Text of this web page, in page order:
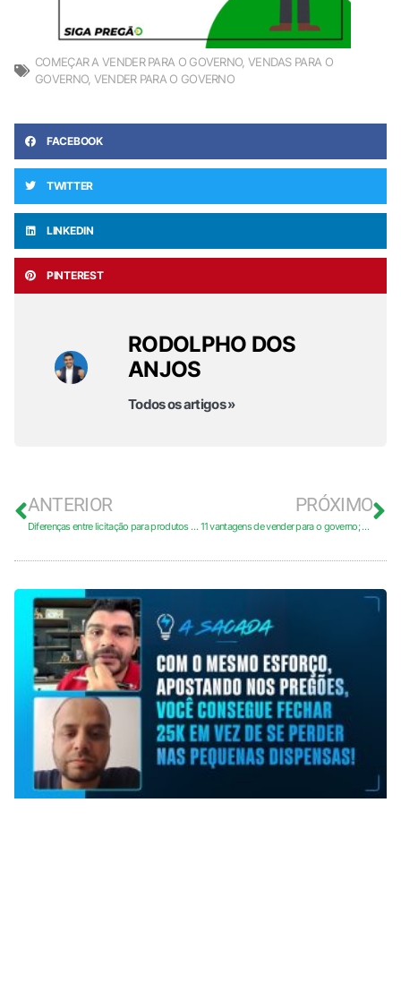
COMEÇAR A VENDER PARA O GOVERNO, VENDAS PARA O
GOVERNO, VENDER PARA O GOVERNO
FACEBOOK
TWITTER
LINKEDIN
PINTEREST
RODOLPHO DOS
ANJOS
Todos os artigos »
ANTERIOR
Diferenças entre licitação para produtos e para serviços
PRÓXIMO
11 vantagens de vender para o governo; conheça e se surpreenda